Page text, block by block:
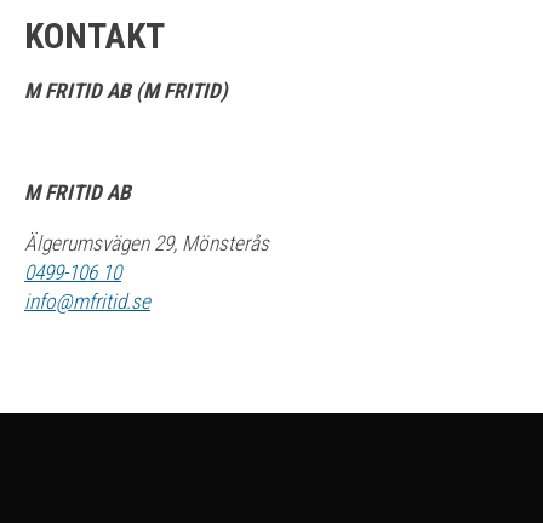
KONTAKT
M FRITID AB (M FRITID)
M FRITID AB
Älgerumsvägen 29, Mönsterås
0499-106 10
info@mfritid.se